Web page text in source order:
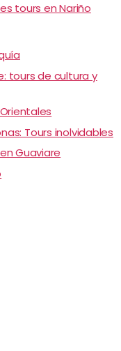
tours en Nariño
tours de cultura y
Tours inolvidables
Guaviare